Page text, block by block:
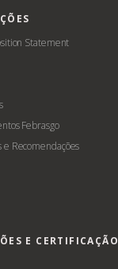
Statement
Febrasgo
e Recomendações
E CERTIFICAÇÃO